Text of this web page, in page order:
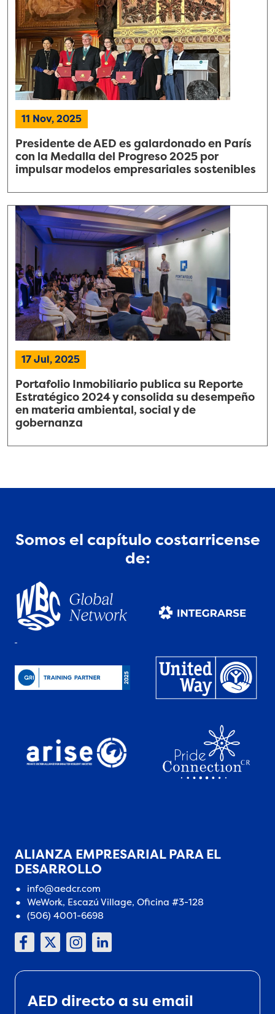
11 Nov, 2025
Presidente de AED es galardonado en París
con la Medalla del Progreso 2025 por
impulsar modelos empresariales sostenibles
17 Jul, 2025
Portafolio Inmobiliario publica su Reporte
Estratégico 2024 y consolida su desempeño
en materia ambiental, social y de
gobernanza
Somos el capítulo costarricense
de:
ALIANZA EMPRESARIAL PARA EL
DESARROLLO
info@aedcr.com
WeWork, Escazú Village, Oficina #3-128
(506) 4001-6698
AED directo a su email